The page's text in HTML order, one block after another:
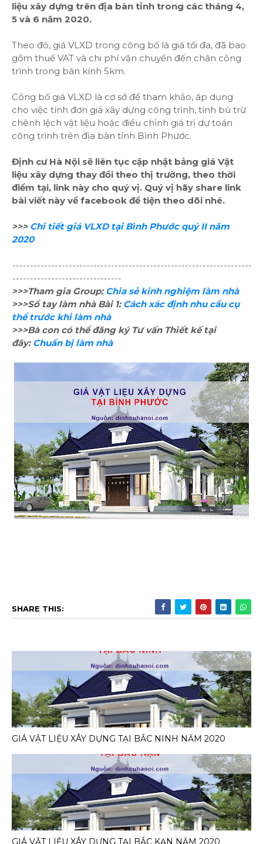
liệu xây dựng trên địa bàn tỉnh trong các tháng 4,
5 và 6 năm 2020.
Theo đó, giá VLXD trong công bố là giá tối đa, đã bao
gồm thuế VAT và chi phí vận chuyển đến chân công
trình trong bán kính 5km.
Công bố giá VLXD là cơ sở để tham khảo, áp dụng
cho việc tính đơn giá xây dựng công trình, tính bù trừ
chênh lệch vật liệu hoặc điều chỉnh giá trị dự toán
công trình trên địa bàn tỉnh Bình Phước.
Định cư Hà Nội sẽ liên tục cập nhật bảng giá Vật
liệu xây dựng thay đổi theo thị trường, theo thời
điểm tại, link này cho quý vị. Quý vị hãy share link
bài viết này về facebook để tiện theo dõi nhé.
>>> Chi tiết giá VLXD tại Bình Phước quý II năm
2020
--------------------------------------------------------------------
-------------------------------
>>>Tham gia Group: Chia sẻ kinh nghiệm làm nhà
>>>Sổ tay làm nhà Bài 1: Cách xác định nhu cầu cụ
thể trước khi làm nhà
>>>Bà con có thể đăng ký Tư vấn Thiết kế tại
đây: Chuẩn bị làm nhà
SHARE THIS:
GIÁ VẬT LIỆU XÂY DỰNG TẠI BẮC NINH NĂM 2020
GIÁ VẬT LIỆU XÂY DỰNG TẠI BẮC KẠN NĂM 2020